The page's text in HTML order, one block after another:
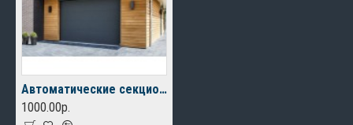
Автоматические секционные ворота с электроприводом
1000.00р.